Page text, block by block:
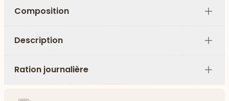
Composition
Plus
Description
Plus
Ration journalière
Plus